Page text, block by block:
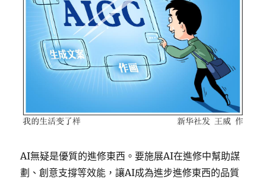
AI無疑是優質的進修東西。要施展AI在進修中幫助謀
劃、創意支撐等效能，讓AI成為進步進修東西的品質